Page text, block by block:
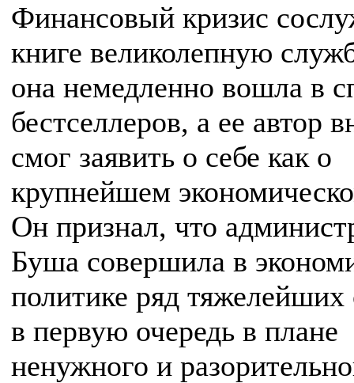
Финансовый кризис
книге великолепную
она немедленно вошла в
бестселлеров, а ее автор
смог заявить о себе как о
крупнейшем
Он признал, что
Буша совершила в
политике ряд
в первую очередь в плане
ненужного и